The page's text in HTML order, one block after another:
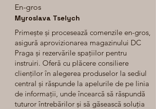
En-gros
Myroslava Tselych
Primește și procesează comenzile en-gros,
asigură aprovizionarea magazinului DC
Praga și rezervările spațiilor pentru
instruiri. Oferă cu plăcere consiliere
clienților în alegerea produselor la sediul
central și răspunde la apelurile de pe linia
de informații, unde încearcă să răspundă
tuturor întrebărilor și să găsească soluția